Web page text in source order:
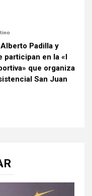
Padilla y
participan en la «I
que organiza
San Juan